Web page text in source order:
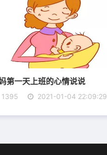
得好一点
康，暴瘦，暴富。
第一天上班的心情说说
1395 2021-01-04 22:09:29